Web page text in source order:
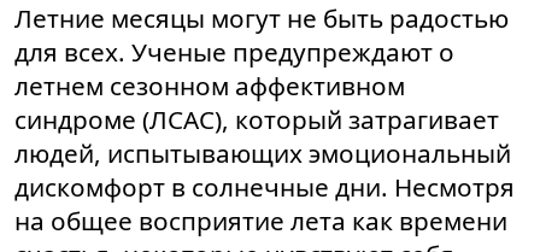
Летние месяцы могут не быть радостью
для всех. Ученые предупреждают о
летнем сезонном аффективном
синдроме (ЛСАС), который затрагивает
людей, испытывающих эмоциональный
дискомфорт в солнечные дни. Несмотря
на общее восприятие лета как времени